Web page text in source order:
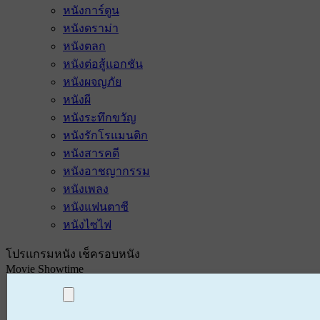
หนังการ์ตูน
หนังดราม่า
หนังตลก
หนังต่อสู้แอกชัน
หนังผจญภัย
หนังผี
หนังระทึกขวัญ
หนังรักโรแมนติก
หนังสารคดี
หนังอาชญากรรม
หนังเพลง
หนังแฟนตาซี
หนังไซไฟ
โปรแกรมหนัง เช็ครอบหนัง
Movie Showtime